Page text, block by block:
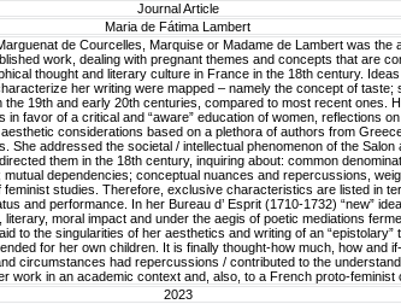
Journal Article
Maria de Fátima Lambert
de Courcelles, Marquise or Madame de Lambert was the
work, dealing with pregnant themes and concepts that are
thought and literary culture in France in the 18th century.
her writing were mapped – namely the concept of taste;
the 19th and early 20th centuries, compared to most recent ones.
in favor of a critical and “aware” education of women, reflections
considerations based on a plethora of authors from
She addressed the societal / intellectual phenomenon of the Salon
them in the 18th century, inquiring about: common
mutual dependencies; conceptual nuances and repercussions,
feminist studies. Therefore, exclusive characteristics are listed in
and performance. In her Bureau d’ Esprit (1710-1732) “new”
literary, moral impact and under the aegis of poetic mediations
to the singularities of her aesthetics and writing of an “epistolary”
for her own children. It is finally thought-how much, how and
circumstances had repercussions / contributed to the
work in an academic context and, also, to a French proto-feminist
2023